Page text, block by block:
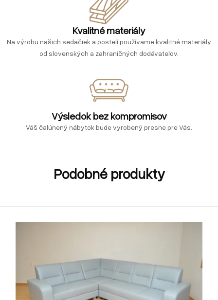
Kvalitné materiály
Na výrobu našich sedačiek a postelí používame kvalitné materiály
od slovenských a zahraničných dodávateľov.
Výsledok bez kompromisov
Váš čalúnený nábytok bude vyrobený presne pre Vás.
Podobné produkty